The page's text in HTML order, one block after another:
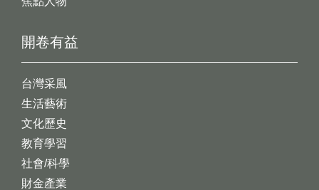
開卷有益
台灣采風
生活藝術
文化歷史
教育學習
社會/科學
財金產業